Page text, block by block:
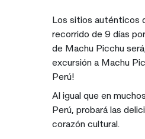
Los sitios auténticos
recorrido de 9 días
de Machu Picchu
excursión a Machu
Perú!
Al igual que en
Perú, probará las
corazón cultural.